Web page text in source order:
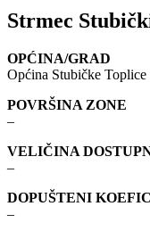
Strmec
OPĆINA/GRAD
Općina Stubičke Toplice
POVRŠINA ZONE
–
VELIČINA
–
DOPUŠTENI
–